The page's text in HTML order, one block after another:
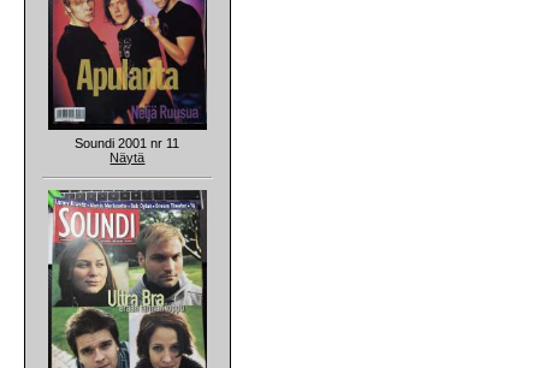
Soundi 2001 nr 11
Näytä